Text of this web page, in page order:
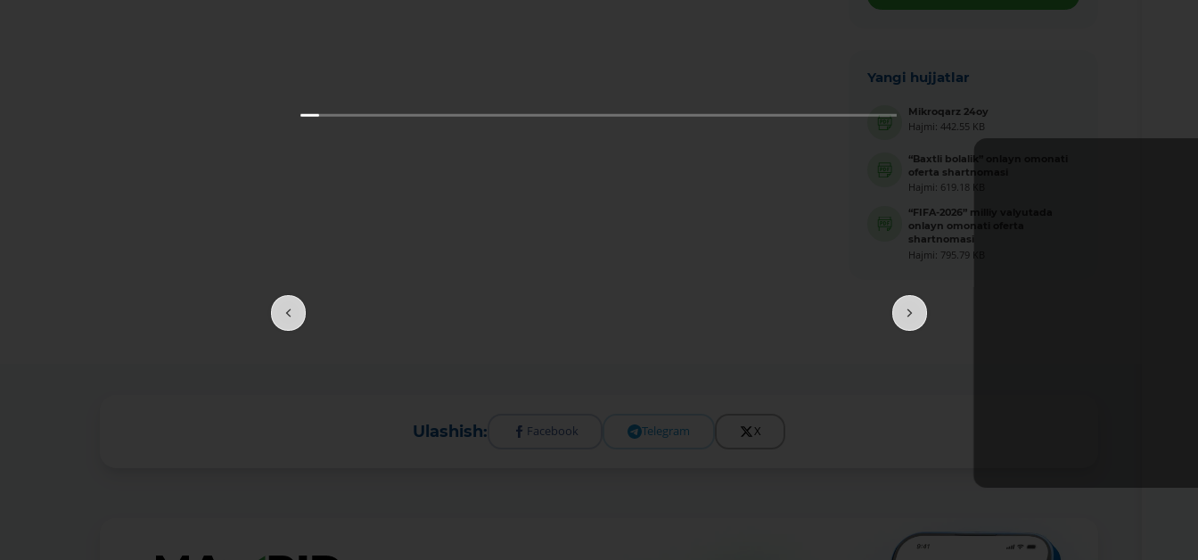
Yangi hujjatlar
Mikroqarz 24oy
Hajmi: 442.55 KB
“Baxtli bolalik” onlayn omonati
oferta shartnomasi
Hajmi: 619.18 KB
“FIFA-2026” milliy valyutada
onlayn omonati oferta
shartnomasi
Hajmi: 795.79 KB
Ulashish: Facebook Telegram X